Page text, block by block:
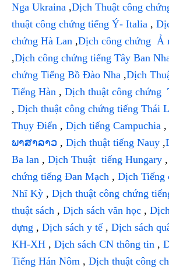
Nga Ukraina ,Dịch Thuật công
thuật công chứng tiếng Ý- Italia ,
chứng Hà Lan ,Dịch công chứng Ả
,Dịch công chứng tiếng Tây Ban
chứng Tiếng Bồ Đào Nha ,Dịch
Tiếng Hàn , Dịch thuật công chứng
, Dịch thuật công chứng tiếng Thái
Thụy Điển , Dịch tiếng Campuchia ,
ພາສາລາວ , Dịch thuật tiếng Nauy ,
Ba lan , Dịch Thuật tiếng Hungary ,
chứng tiếng Đan Mạch , Dịch Tiếng
Nhĩ Kỳ , Dịch thuật công chứng
thuật sách , Dịch sách văn học ,
dựng , Dịch sách y tế, Dịch sách
KH-XH , Dịch sách CN thông tin ,
Tiếng Hán Nôm , Dịch thuật công